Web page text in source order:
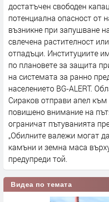
достатъчен свободен
потенциална опасност от
възникне при запушване
свлечена растителност
отпадъци. Институциите
по плановете за защита
на системата за ранно
населението BG-ALERT.
Сираков отправи апел
повишено внимание на
ограничат пътуванията
„Обилните валежи могат
камъни и земна маса
предупреди той.
Видеа по темата